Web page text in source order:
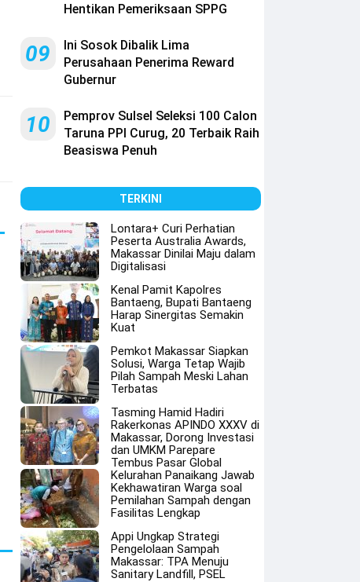
Hentikan Pemeriksaan SPPG
09
Ini Sosok Dibalik Lima
Perusahaan Penerima Reward
Gubernur
10
Pemprov Sulsel Seleksi 100 Calon
Taruna PPI Curug, 20 Terbaik Raih
Beasiswa Penuh
TERKINI
Lontara+ Curi Perhatian
Peserta Australia Awards,
Makassar Dinilai Maju dalam
Digitalisasi
Kenal Pamit Kapolres
Bantaeng, Bupati Bantaeng
Harap Sinergitas Semakin
Kuat
Pemkot Makassar Siapkan
Solusi, Warga Tetap Wajib
Pilah Sampah Meski Lahan
Terbatas
Tasming Hamid Hadiri
Rakerkonas APINDO XXXV di
Makassar, Dorong Investasi
dan UMKM Parepare
Tembus Pasar Global
Kelurahan Panaikang Jawab
Kekhawatiran Warga soal
Pemilahan Sampah dengan
Fasilitas Lengkap
Appi Ungkap Strategi
Pengelolaan Sampah
Makassar: TPA Menuju
Sanitary Landfill, PSEL